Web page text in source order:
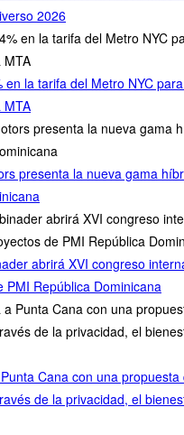
2026
en la tarifa del Metro NYC
MTA
presenta la nueva gama
abrirá XVI congreso
PMI República Dominicana
Cana con una
de la privacidad, el